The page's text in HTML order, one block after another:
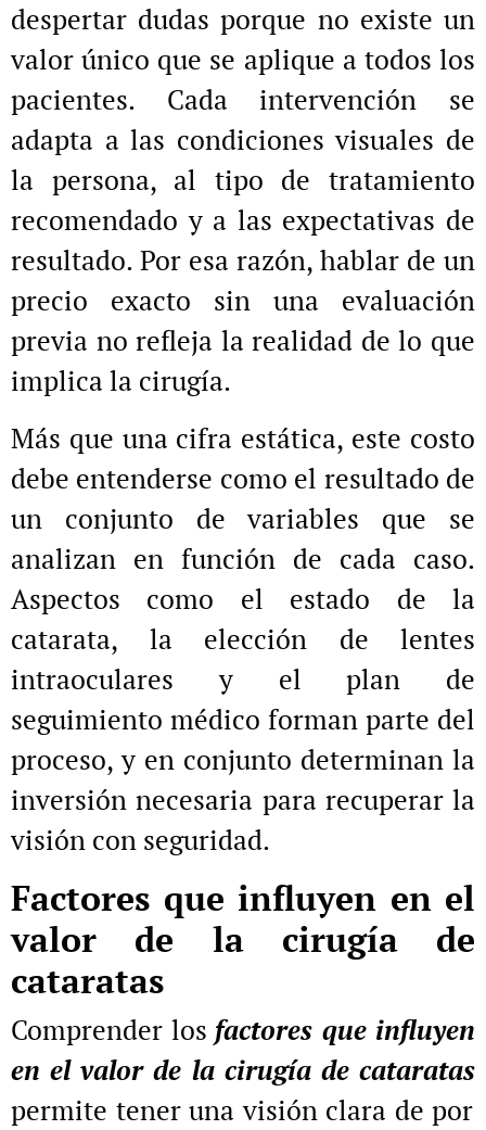
despertar dudas porque no existe un
valor único que se aplique a todos los
pacientes. Cada intervención se
adapta a las condiciones visuales de
la persona, al tipo de tratamiento
recomendado y a las expectativas de
resultado. Por esa razón, hablar de un
precio exacto sin una evaluación
previa no refleja la realidad de lo que
implica la cirugía.
Más que una cifra estática, este costo
debe entenderse como el resultado de
un conjunto de variables que se
analizan en función de cada caso.
Aspectos como el estado de la
catarata, la elección de lentes
intraoculares y el plan de
seguimiento médico forman parte del
proceso, y en conjunto determinan la
inversión necesaria para recuperar la
visión con seguridad.
Factores que influyen en el
valor de la cirugía de
cataratas
Comprender los factores que influyen
en el valor de la cirugía de cataratas
permite tener una visión clara de por